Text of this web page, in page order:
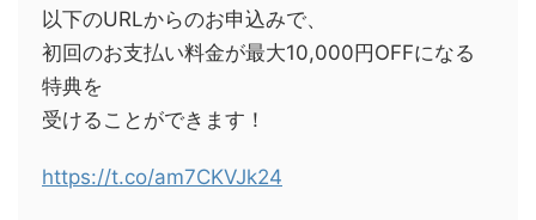
以下のURLからのお申込みで、
初回のお支払い料金が最大10,000円OFFになる
特典を
受けることができます！
https://t.co/am7CKVJk24